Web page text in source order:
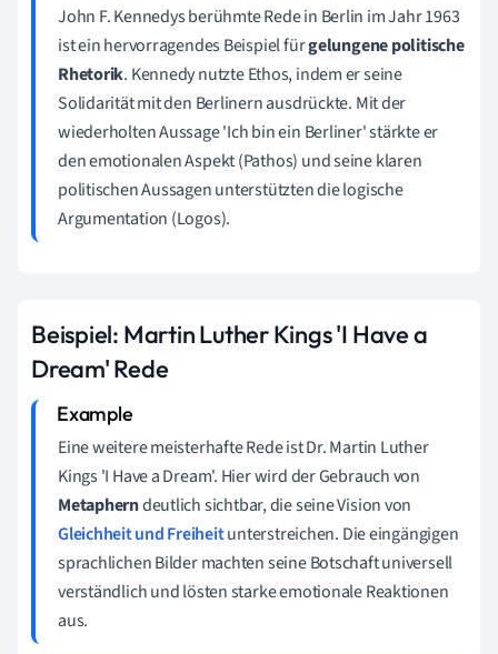
John F. Kennedys berühmte Rede in Berlin im Jahr 1963
ist ein hervorragendes Beispiel fürgelungene politische
Rhetorik. Kennedy nutzte Ethos, indem er seine
Solidarität mit den Berlinern ausdrückte. Mit der
wiederholten Aussage 'Ich bin ein Berliner' stärkte er
den emotionalen Aspekt (Pathos) und seine klaren
politischen Aussagen unterstützten die logische
Argumentation (Logos).
Beispiel: Martin Luther Kings 'I Have a
Dream' Rede
Eine weitere meisterhafte Rede ist Dr. Martin Luther
Kings 'I Have a Dream'. Hier wird der Gebrauch von
Metapherndeutlich sichtbar, die seine Vision von
Gleichheit und Freiheitunterstreichen. Die eingängigen
sprachlichen Bilder machten seine Botschaft universell
verständlich und lösten starke emotionale Reaktionen
aus.